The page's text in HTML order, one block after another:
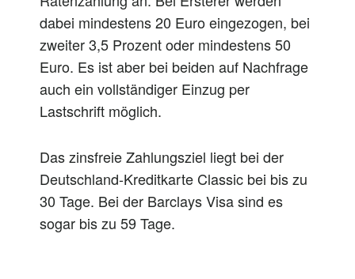
dabei mindestens 20 Euro eingezogen, bei
zweiter 3,5 Prozent oder mindestens 50
Euro. Es ist aber bei beiden auf Nachfrage
auch ein vollständiger Einzug per
Lastschrift möglich.
Das zinsfreie Zahlungsziel liegt bei der
Deutschland-Kreditkarte Classic bei bis zu
30 Tage. Bei der Barclays Visa sind es
sogar bis zu 59 Tage.